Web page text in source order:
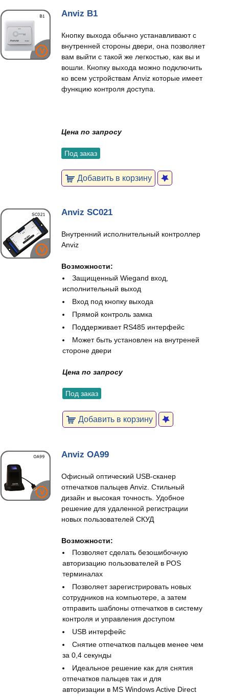
Anviz B1
Кнопку выхода обычно устанавливают с
внутренней стороны двери, она позволяет
вам выйти с такой же легкостью, как вы и
вошли. Кнопку выхода можно подключить
ко всем устройствам Anviz которые имеет
функцию контроля доступа.
Цена по запросу
Под заказ
Добавить в корзину
Anviz SC021
Внутренний исполнительный контроллер
Anviz
Возможности:
Защищенный Wiegand вход,
исполнительный выход
Вход под кнопку выхода
Прямой контроль замка
Поддерживает RS485 интерфейс
Может быть установлен на внутреней
стороне двери
Цена по запросу
Под заказ
Добавить в корзину
Anviz OA99
Офисный оптический USB-сканер
отпечатков пальцев Anviz. Стильный
дизайн и высокая точность. Удобное
решение для удаленной регистрации
новых пользователей СКУД
Возможности:
Позволяет сделать безошибочную
авторизацию пользователей в POS
терминалах
Позволяет зарегистрировать новых
сотрудников на компьютере, а затем
отправить шаблоны отпечатков в систему
контроля и управления доступом
USB интерфейс
Снятие отпечатков пальцев менее чем
за 0,4 секунды
Идеальное решение как для снятия
отпечатков пальцев так и для
авторизации в MS Windows Active Direct